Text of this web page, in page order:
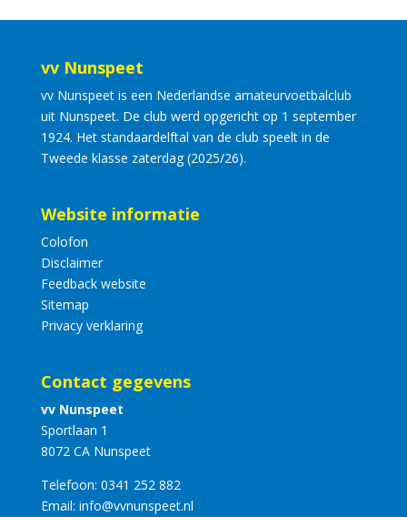
vv Nunspeet
vv Nunspeet is een Nederlandse amateurvoetbalclub
uit Nunspeet. De club werd opgericht op 1 september
1924. Het standaardelftal van de club speelt in de
Tweede klasse zaterdag (2025/26).
Website informatie
Colofon
Disclaimer
Feedback website
Sitemap
Privacy verklaring
Contact gegevens
vv Nunspeet
Sportlaan 1
8072 CA Nunspeet
Telefoon: 0341 252 882
Email: info@vvnunspeet.nl